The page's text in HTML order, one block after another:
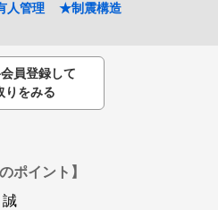
人管理
★制震構造
員登録して
りをみる
ポイント】